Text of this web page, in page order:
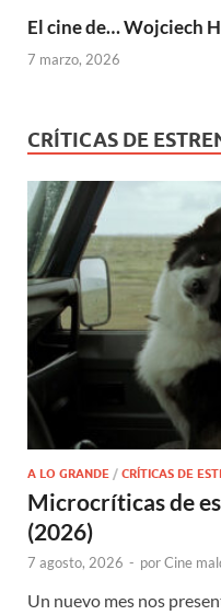
El cine de… Wojciech
7 marzo, 2026
CRÍTICAS DE
A LO GRANDE / CRÍTICAS DE
Microcríticas de
(2026)
7 agosto, 2026 - porCine
Un nuevo mes nos